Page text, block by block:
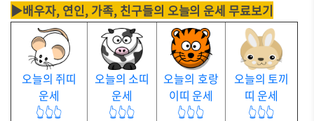
▶배우자, 연인, 가족, 친구들의 오늘의 운세 무료보기
오늘의 쥐띠
운세
👆👆👆
오늘의 소띠
운세
👆👆👆
오늘의 호랑
이띠 운세
👆👆👆
오늘의 토끼
띠 운세
👆👆👆